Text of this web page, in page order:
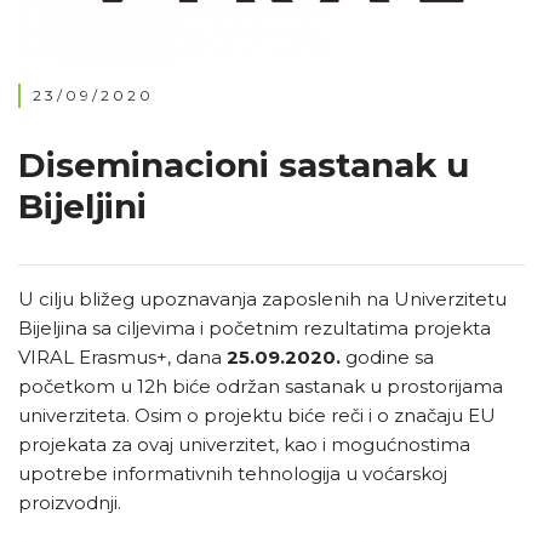
23/09/2020
Diseminacioni sastanak u
Bijeljini
U cilju bližeg upoznavanja zaposlenih na Univerzitetu
Bijeljina sa ciljevima i početnim rezultatima projekta
VIRAL Erasmus+, dana 25.09.2020. godine sa
početkom u 12h biće održan sastanak u prostorijama
univerziteta. Osim o projektu biće reči i o značaju EU
projekata za ovaj univerzitet, kao i mogućnostima
upotrebe informativnih tehnologija u voćarskoj
proizvodnji.